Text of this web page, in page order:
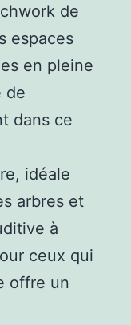
de
espaces
en pleine
de
dans ce
idéale
arbres et
à
ceux qui
offre un